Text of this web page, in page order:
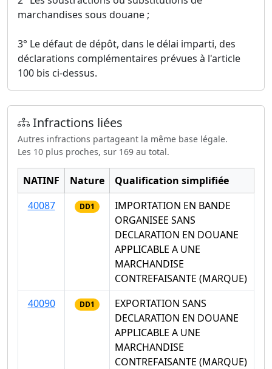
marchandises sous douane ;
3° Le défaut de dépôt, dans le délai imparti, des
déclarations complémentaires prévues à l'article
100 bis ci-dessus.
Infractions liées
Autres infractions partageant la même base légale.
Les 10 plus proches, sur 169 au total.
NATINF Nature
Qualification simplifiée
40087
DD1
IMPORTATION EN BANDE
ORGANISEE SANS
DECLARATION EN DOUANE
APPLICABLE A UNE
MARCHANDISE
CONTREFAISANTE (MARQUE)
40090
DD1
EXPORTATION SANS
DECLARATION EN DOUANE
APPLICABLE A UNE
MARCHANDISE
CONTREFAISANTE (MARQUE)